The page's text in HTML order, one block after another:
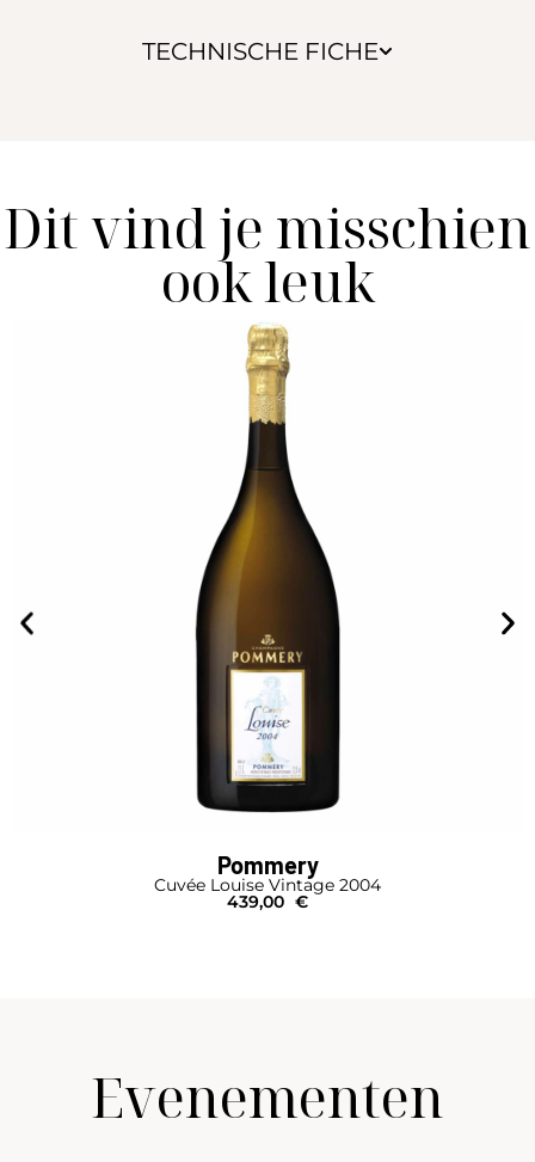
TECHNISCHE FICHE
Dit vind je misschien
ook leuk
Pommery
Cuvée Louise Vintage 2004
439,00 €
Evenementen